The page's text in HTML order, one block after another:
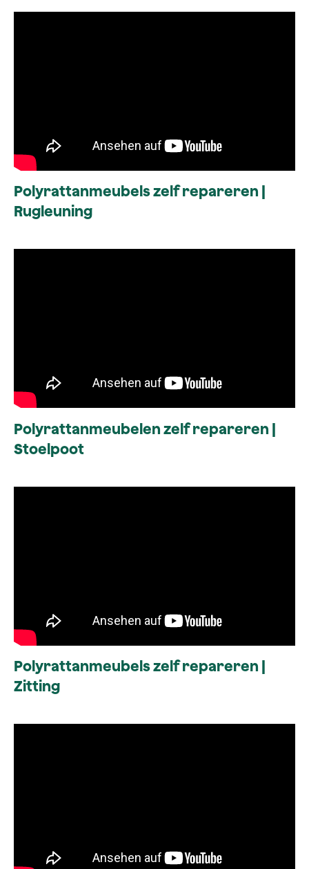
Polyrattanmeubels zelf repareren |
Rugleuning
Polyrattanmeubelen zelf repareren |
Stoelpoot
Polyrattanmeubels zelf repareren |
Zitting